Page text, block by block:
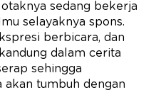
sedang bekerja
selayaknya spons.
berbicara, dan
dalam cerita
sehingga
akan tumbuh dengan